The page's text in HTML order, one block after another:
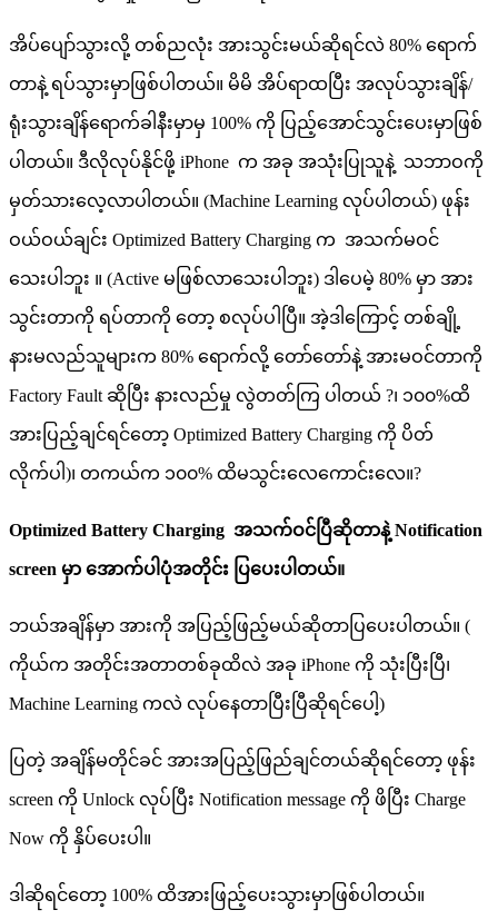
အိပ်ပျော်သွားလို့ တစ်ညလုံး အားသွင်းမယ်ဆိုရင်လဲ 80% ရောက်
တာနဲ့ ရပ်သွားမှာဖြစ်ပါတယ်။ မိမိ အိပ်ရာထပြီး အလုပ်သွားချိန်/
ရုံးသွားချိန်ရောက်ခါနီးမှာမှ 100% ကို ပြည့်အောင်သွင်းပေးမှာဖြစ်
ပါတယ်။ ဒီလိုလုပ်နိုင်ဖို့ iPhone က အခု အသုံးပြုသူနဲ့ သဘာဝကို
မှတ်သားလေ့လာပါတယ်။ (Machine Learning လုပ်ပါတယ်) ဖုန်း
ဝယ်ဝယ်ချင်း Optimized Battery Charging က အသက်မဝင်
သေးပါဘူး ။ (Active မဖြစ်လာသေးပါဘူး) ဒါပေမဲ့ 80% မှာ အား
သွင်းတာကို ရပ်တာကို တော့ စလုပ်ပါပြီ။ အဲ့ဒါကြောင့် တစ်ချို့
နားမလည်သူများက 80% ရောက်လို့ တော်တော်နဲ့ အားမဝင်တာကို
Factory Fault ဆိုပြီး နားလည်မှု လွဲတတ်ကြ ပါတယ် ?၊ ၁၀၀%ထိ
အားပြည့်ချင်ရင်တော့ Optimized Battery Charging ကို ပိတ်
လိုက်ပါ)၊ တကယ်က ၁၀၀% ထိမသွင်းလေကောင်းလေ။?
Optimized Battery Charging အသက်ဝင်ပြီဆိုတာနဲ့ Notification
screen မှာ အောက်ပါပုံအတိုင်း ပြပေးပါတယ်။
ဘယ်အချိန်မှာ အားကို အပြည့်ဖြည့်မယ်ဆိုတာပြပေးပါတယ်။ (
ကိုယ်က အတိုင်းအတာတစ်ခုထိလဲ အခု iPhone ကို သုံးပြီးပြီ၊
Machine Learning ကလဲ လုပ်နေတာပြီးပြီဆိုရင်ပေါ့)
ပြတဲ့ အချိန်မတိုင်ခင် အားအပြည့်ဖြည်ချင်တယ်ဆိုရင်တော့ ဖုန်း
screen ကို Unlock လုပ်ပြီး Notification message ကို ဖိပြီး Charge
Now ကို နှိပ်ပေးပါ။
ဒါဆိုရင်တော့ 100% ထိအားဖြည့်ပေးသွားမှာဖြစ်ပါတယ်။